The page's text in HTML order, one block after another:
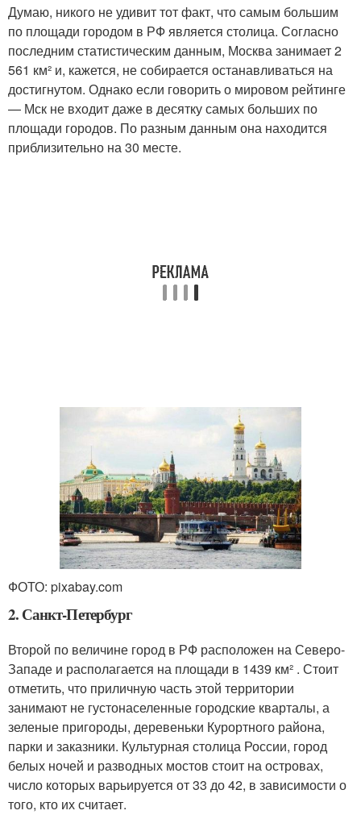
Думаю, никого не удивит тот факт, что самым большим
по площади городом в РФ является столица. Согласно
последним статистическим данным, Москва занимает 2
561 км² и, кажется, не собирается останавливаться на
достигнутом. Однако если говорить о мировом рейтинге
— Мск не входит даже в десятку самых больших по
площади городов. По разным данным она находится
приблизительно на 30 месте.
ФОТО: pixabay.com
2. Санкт-Петербург
Второй по величине город в РФ расположен на Северо-
Западе и располагается на площади в 1439 км² . Стоит
отметить, что приличную часть этой территории
занимают не густонаселенные городские кварталы, а
зеленые пригороды, деревеньки Курортного района,
парки и заказники. Культурная столица России, город
белых ночей и разводных мостов стоит на островах,
число которых варьируется от 33 до 42, в зависимости о
того, кто их считает.